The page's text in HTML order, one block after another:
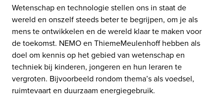
Wetenschap en technologie stellen ons in staat de
wereld en onszelf steeds beter te begrijpen, om je als
mens te ontwikkelen en de wereld klaar te maken voor
de toekomst. NEMO en ThiemeMeulenhoff hebben als
doel om kennis op het gebied van wetenschap en
techniek bij kinderen, jongeren en hun leraren te
vergroten. Bijvoorbeeld rondom thema’s als voedsel,
ruimtevaart en duurzaam energiegebruik.